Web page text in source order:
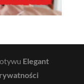
Elegant